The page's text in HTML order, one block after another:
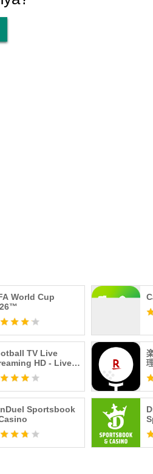
World Cup
TV Live
HD - Live
TV
Sportsbook